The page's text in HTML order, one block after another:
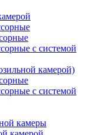
с системой
камерой)
с системой
камеры